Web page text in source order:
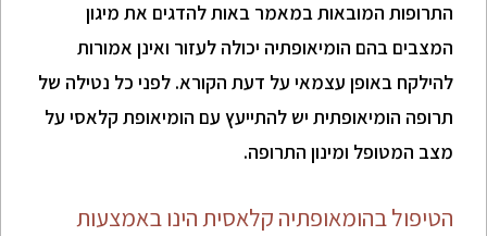
התרופות המובאות במאמר באות להדגים את מיגון
המצבים בהם הומיאופתיה יכולה לעזור ואינן אמורות
להילקח באופן עצמאי על דעת הקורא. לפני כל נטילה של
תרופה הומיאופתית יש להתייעץ עם הומיאופת קלאסי על
מצב המטופל ומינון התרופה.
הטיפול בהומאופתיה קלאסית הינו באמצעות